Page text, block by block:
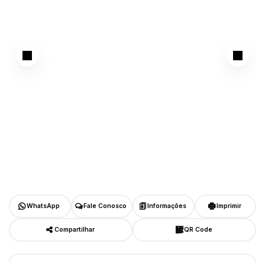
WhatsApp Fale Conosco Informações Imprimir
Compartilhar QR Code